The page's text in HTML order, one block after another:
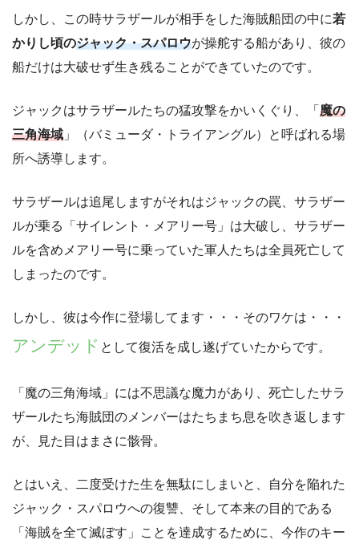
しかし、この時サラザールが相手をした海賊船団の中に若
かりし頃のジャック・スパロウが操舵する船があり、彼の
船だけは大破せず生き残ることができていたのです。
ジャックはサラザールたちの猛攻撃をかいくぐり、「 魔の
三角海域 」（バミューダ・トライアングル）と呼ばれる場
所へ誘導します。
サラザールは追尾しますがそれはジャックの罠、サラザー
ルが乗る「サイレント・メアリー号」は大破し、サラザー
ルを含めメアリー号に乗っていた軍人たちは全員死亡して
しまったのです。
しかし、彼は今作に登場してます・・・そのワケは・・・
アンデッド として復活を成し遂げていたからです。
「魔の三角海域」には不思議な魔力があり、死亡したサラ
ザールたち海賊団のメンバーはたちまち息を吹き返します
が、見た目はまさに骸骨。
とはいえ、二度受けた生を無駄にしまいと、自分を陥れた
ジャック・スパロウへの復讐、そして本来の目的である
「海賊を全て滅ぼす」ことを達成するために、今作のキー